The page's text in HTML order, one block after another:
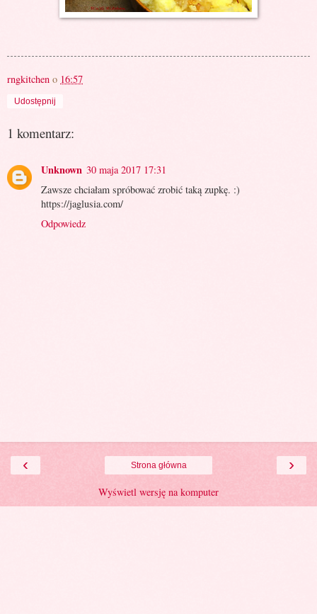
rngkitchen o 16:57
Udostępnij
1 komentarz:
Unknown 30 maja 2017 17:31
Zawsze chciałam spróbować zrobić taką zupkę. :)
https://jaglusia.com/
Odpowiedz
‹ ›
Strona główna
Wyświetl wersję na komputer